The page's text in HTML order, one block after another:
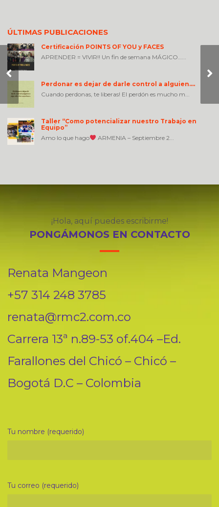
ÚLTIMAS PUBLICACIONES
Certificación POINTS OF YOU y FACES
APRENDER = VIVIR!! Un fin de semana MÁGICO…...
Perdonar es dejar de darle control a alguien….
Cuando perdonas, te liberas! El perdón es mucho m...
Taller “Como potencializar nuestro Trabajo en
Equipo”
Amo lo que hago
ARMENIA – Septiembre 2...
28 de Janeiro 2022 –
– Nutrimental Brasil
¡Hola, aquí puedes escribirme!
PONGÁMONOS EN CONTACTO
Renata Mangeon
+57 314 248 3785
renata@rmc2.com.co
Carrera 13ª n.89-53 of.404 –Ed.
Farallones del Chicó – Chicó –
Bogotá D.C – Colombia
Tu nombre (requerido)
Tu correo (requerido)